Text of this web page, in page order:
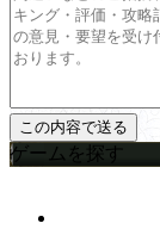
ゲームを探す